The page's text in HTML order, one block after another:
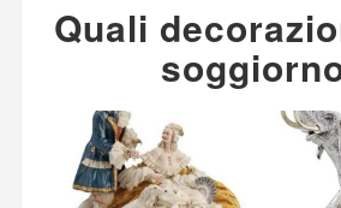
Quali